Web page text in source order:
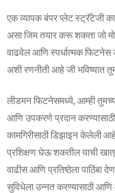
एक व्यापक बंपर प्लेट स्ट्रॅटेजी
असा जिम तयार करू शकता जो
वाढवेल आणि स्पर्धात्मक फिटनेस
अशी रणनीती आहे जी भविष्यात
लीडमन फिटनेसमध्ये, आम्ही
आणि उपकरणे प्रदान
कामगिरीसाठी डिझाइन केलेली
प्रशिक्षण घेऊ शकतील याची
वाढीस आणि प्रतिष्ठेला पाठिंबा
सुविधेला उन्नत करण्यासाठी